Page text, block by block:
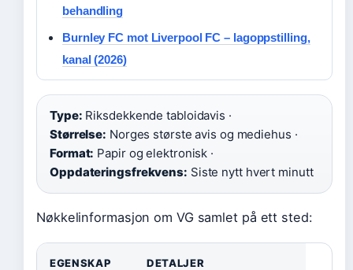
behandling
Burnley FC mot Liverpool FC – lagoppstilling,
kanal (2026)
Type: Riksdekkende tabloidavis ·
Størrelse: Norges største avis og mediehus ·
Format: Papir og elektronisk ·
Oppdateringsfrekvens: Siste nytt hvert minutt
Nøkkelinformasjon om VG samlet på ett sted:
EGENSKAP DETALJER